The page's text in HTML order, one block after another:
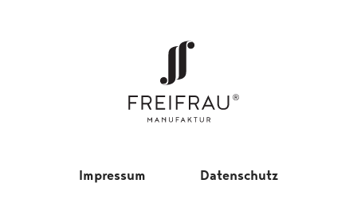
Impressum Datenschutz